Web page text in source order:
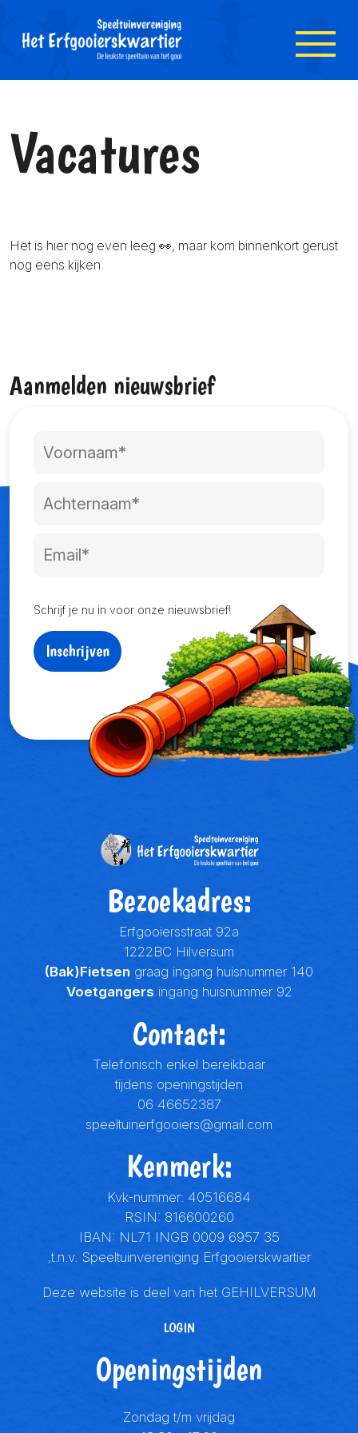
Vacatures
Het is hier nog even leeg 👀, maar kom binnenkort gerust
nog eens kijken.
Aanmelden nieuwsbrief
Schrijf je nu in voor onze nieuwsbrief!
Inschrijven
Bezoekadres:
Erfgooiersstraat 92a
1222BC Hilversum
(Bak)Fietsen graag ingang huisnummer 140
Voetgangers ingang huisnummer 92
Contact:
Telefonisch enkel bereikbaar
tijdens openingstijden
06 46652387
speeltuinerfgooiers@gmail.com
Kenmerk:
Kvk-nummer: 40516684
RSIN: 816600260
IBAN: NL71 INGB 0009 6957 35
,t.n.v. Speeltuinvereniging Erfgooierskwartier
Deze website is deel van het GEHILVERSUM
LOGIN
Openingstijden
Zondag t/m vrijdag